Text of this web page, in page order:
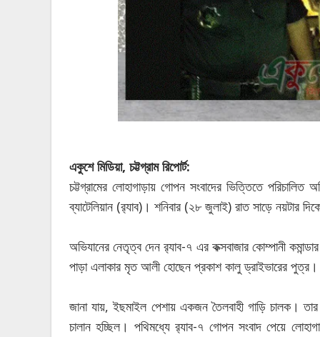
একুশে মিডিয়া, চট্টগ্রাম রিপোর্ট:
চট্টগ্রামের লোহাগাড়ায় গোপন সংবাদের ভিত্তিতে
ব্যাটেলিয়ান (র‌্যাব)। শনিবার (২৮ জুলাই) রাত সাড়ে নয়টার
অভিযানের নেতৃত্ব দেন র‌্যাব-৭ এর কক্সবাজার কোম্পানী
পাড়া এলাকার মৃত আলী হোছেন প্রকাশ কালু ড্রাইভারের পুত্র।
জানা যায়, ইছমাইল পেশায় একজন তৈলবাহী গাড়ি চালক।
চালান হচ্ছিল। পথিমধ্যে র‌্যাব-৭ গোপন সংবাদ পেয়ে